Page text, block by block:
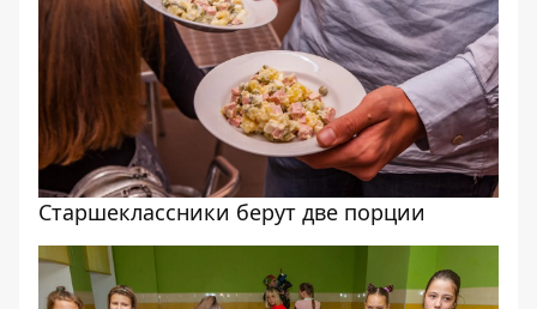
Старшеклассники берут две порции